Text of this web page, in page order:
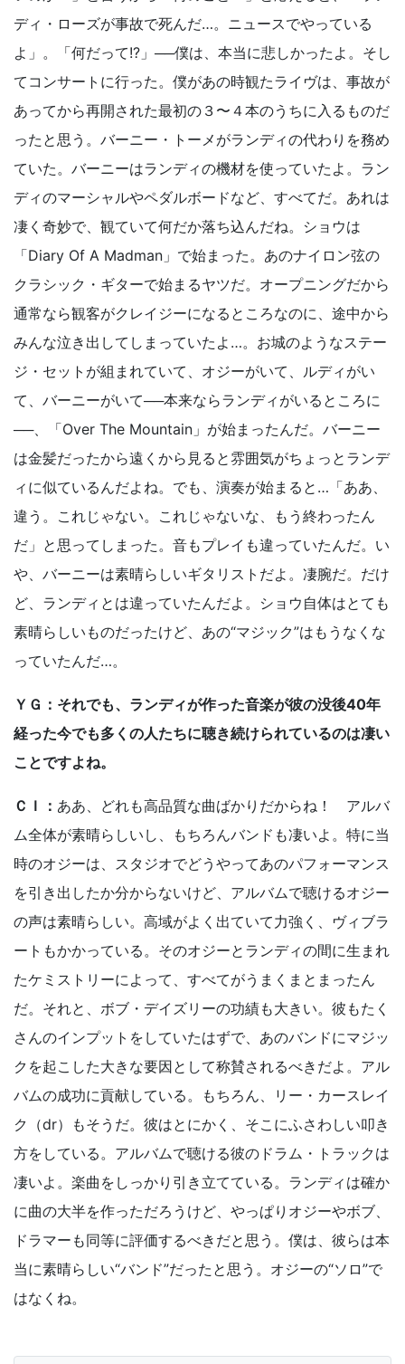
ディ・ローズが事故で死んだ…。ニュースでやっている
よ」。「何だって!?」──僕は、本当に悲しかったよ。そし
てコンサートに行った。僕があの時観たライヴは、事故が
あってから再開された最初の３〜４本のうちに入るものだ
ったと思う。バーニー・トーメがランディの代わりを務め
ていた。バーニーはランディの機材を使っていたよ。ラン
ディのマーシャルやペダルボードなど、すべてだ。あれは
凄く奇妙で、観ていて何だか落ち込んだね。ショウは
「Diary Of A Madman」で始まった。あのナイロン弦の
クラシック・ギターで始まるヤツだ。オープニングだから
通常なら観客がクレイジーになるところなのに、途中から
みんな泣き出してしまっていたよ…。お城のようなステー
ジ・セットが組まれていて、オジーがいて、ルディがい
て、バーニーがいて──本来ならランディがいるところに
──、「Over The Mountain」が始まったんだ。バーニー
は金髪だったから遠くから見ると雰囲気がちょっとランデ
ィに似ているんだよね。でも、演奏が始まると…「ああ、
違う。これじゃない。これじゃないな、もう終わったん
だ」と思ってしまった。音もプレイも違っていたんだ。い
や、バーニーは素晴らしいギタリストだよ。凄腕だ。だけ
ど、ランディとは違っていたんだよ。ショウ自体はとても
素晴らしいものだったけど、あの“マジック”はもうなくな
っていたんだ…。
ＹＧ：それでも、ランディが作った音楽が彼の没後40年
経った今でも多くの人たちに聴き続けられているのは凄い
ことですよね。
ＣＩ： ああ、どれも高品質な曲ばかりだからね！ アルバ
ム全体が素晴らしいし、もちろんバンドも凄いよ。特に当
時のオジーは、スタジオでどうやってあのパフォーマンス
を引き出したか分からないけど、アルバムで聴けるオジー
の声は素晴らしい。高域がよく出ていて力強く、ヴィブラ
ートもかかっている。そのオジーとランディの間に生まれ
たケミストリーによって、すべてがうまくまとまったん
だ。それと、ボブ・デイズリーの功績も大きい。彼もたく
さんのインプットをしていたはずで、あのバンドにマジッ
クを起こした大きな要因として称賛されるべきだよ。アル
バムの成功に貢献している。もちろん、リー・カースレイ
ク（dr）もそうだ。彼はとにかく、そこにふさわしい叩き
方をしている。アルバムで聴ける彼のドラム・トラックは
凄いよ。楽曲をしっかり引き立てている。ランディは確か
に曲の大半を作っただろうけど、やっぱりオジーやボブ、
ドラマーも同等に評価するべきだと思う。僕は、彼らは本
当に素晴らしい“バンド”だったと思う。オジーの“ソロ”で
はなくね。